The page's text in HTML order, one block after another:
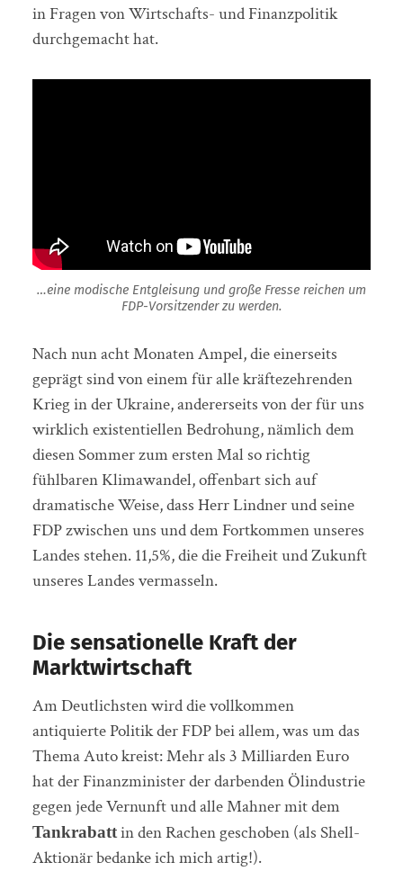
in Fragen von Wirtschafts- und Finanzpolitik
durchgemacht hat.
…eine modische Entgleisung und große Fresse reichen um
FDP-Vorsitzender zu werden.
Nach nun acht Monaten Ampel, die einerseits
geprägt sind von einem für alle kräftezehrenden
Krieg in der Ukraine, andererseits von der für uns
wirklich existentiellen Bedrohung, nämlich dem
diesen Sommer zum ersten Mal so richtig
fühlbaren Klimawandel, offenbart sich auf
dramatische Weise, dass Herr Lindner und seine
FDP zwischen uns und dem Fortkommen unseres
Landes stehen. 11,5%, die die Freiheit und Zukunft
unseres Landes vermasseln.
Die sensationelle Kraft der
Marktwirtschaft
Am Deutlichsten wird die vollkommen
antiquierte Politik der FDP bei allem, was um das
Thema Auto kreist: Mehr als 3 Milliarden Euro
hat der Finanzminister der darbenden Ölindustrie
gegen jede Vernunft und alle Mahner mit dem
Tankrabattin den Rachen geschoben (als Shell-
Aktionär bedanke ich mich artig!).